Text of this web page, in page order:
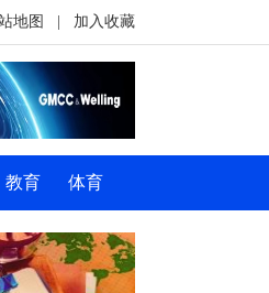
地图 加入收藏
教育 体育